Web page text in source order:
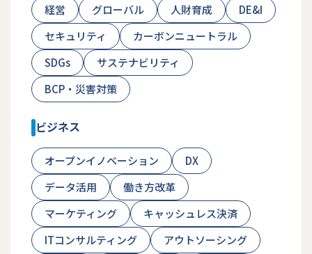
経営 グローバル 人財育成
DE&I
セキュリティ
カーボンニュートラル
SDGs
サステナビリティ
BCP・災害対策
ビジネス
オープンイノベーション
DX
データ活用
働き方改革
マーケティング
キャッシュレス決済
ITコンサルティング
アウトソーシング